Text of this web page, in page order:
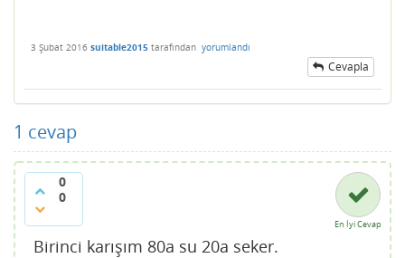
3 Şubat 2016 suitable2015 tarafından yorumlandı
Cevapla
1 cevap
0
0
En İyi Cevap
Birinci karışım 80a su 20a seker.